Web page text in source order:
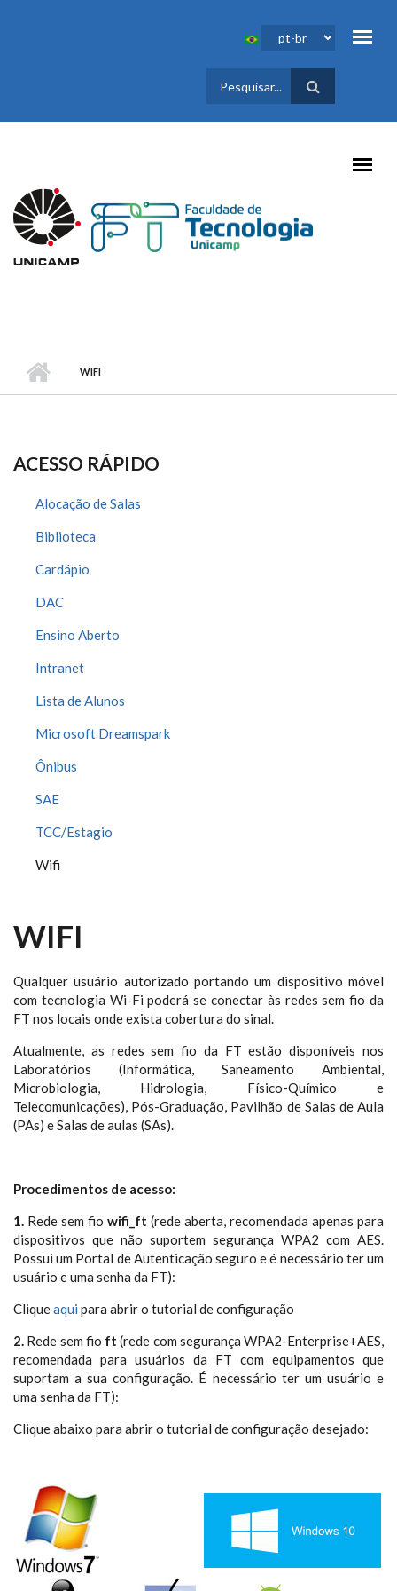
FORMULÁRIO
DE BUSCA
WIFI
ACESSO RÁPIDO
Alocação de Salas
Biblioteca
Cardápio
DAC
Ensino Aberto
Intranet
Lista de Alunos
Microsoft Dreamspark
Ônibus
SAE
TCC/Estagio
Wifi
WIFI
Qualquer usuário autorizado portando um dispositivo móvel
com tecnologia Wi-Fi poderá se conectar às redes sem fio da
FT nos locais onde exista cobertura do sinal.
Atualmente, as redes sem fio da FT estão disponíveis nos
Laboratórios (Informática, Saneamento Ambiental,
Microbiologia, Hidrologia, Físico-Químico e
Telecomunicações), Pós-Graduação, Pavilhão de Salas de Aula
(PAs) e Salas de aulas (SAs).
Procedimentos de acesso:
1. Rede sem fio wifi_ft (rede aberta, recomendada apenas para
dispositivos que não suportem segurança WPA2 com AES.
Possui um Portal de Autenticação seguro e é necessário ter um
usuário e uma senha da FT):
Cliqueaqui para abrir o tutorial de configuração
2. Rede sem fio ft (rede com segurança WPA2-Enterprise+AES,
recomendada para usuários da FT com equipamentos que
suportam a sua configuração. É necessário ter um usuário e
uma senha da FT):
Clique abaixo para abrir o tutorial de configuração desejado: